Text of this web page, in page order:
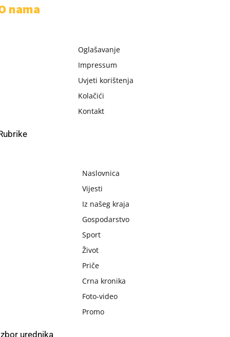
nama
Oglašavanje
Impressum
Uvjeti korištenja
Kolačići
Kontakt
Naslovnica
Vijesti
Iz našeg kraja
Gospodarstvo
Sport
Život
Priče
Crna kronika
Foto-video
Promo
urednika